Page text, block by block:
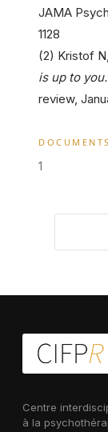
JAMA
1128
(2) Kristof
is up to you.
review,
1
Centre
à la